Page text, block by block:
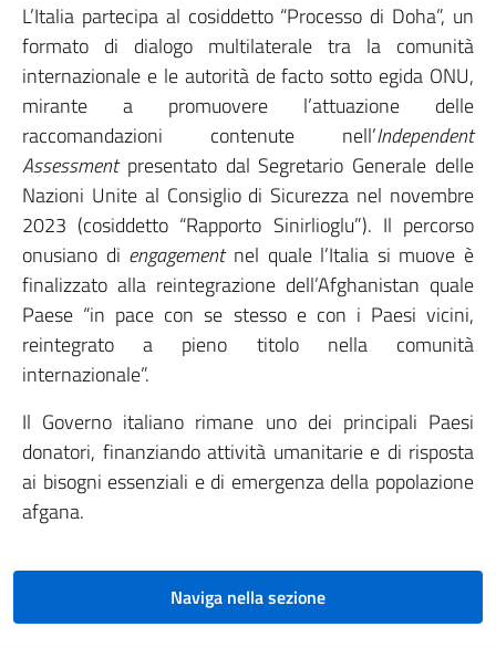
L’Italia partecipa al cosiddetto “Processo di Doha”, un
formato di dialogo multilaterale tra la comunità
internazionale e le autorità de facto sotto egida ONU,
mirante a promuovere l’attuazione delle
raccomandazioni contenute nell’Independent
Assessmentpresentato dal Segretario Generale delle
Nazioni Unite al Consiglio di Sicurezza nel novembre
2023 (cosiddetto “Rapporto Sinirlioglu”). Il percorso
onusiano di engagementnel quale l’Italia si muove è
finalizzato alla reintegrazione dell’Afghanistan quale
Paese “in pace con se stesso e con i Paesi vicini,
reintegrato a pieno titolo nella comunità
internazionale”.
Il Governo italiano rimane uno dei principali Paesi
donatori, finanziando attività umanitarie e di risposta
ai bisogni essenziali e di emergenza della popolazione
afgana.
Naviga nella sezione